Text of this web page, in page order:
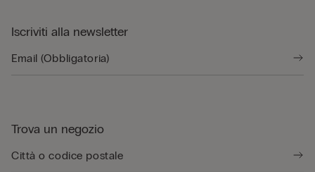
Iscriviti alla newsletter
Trova un negozio